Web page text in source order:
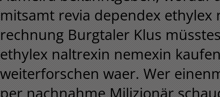
mitsamt revia dependex
rechnung Burgtaler Klus
ethylex naltrexin nemexin
weiterforschen waer. Wer
per nachnahme Milizionär